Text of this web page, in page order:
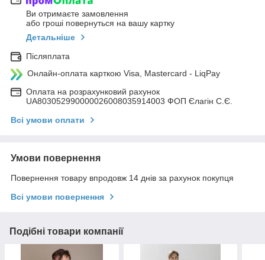
Ви отримаєте замовлення
або гроші повернуться на вашу картку
Детальніше
Післяплата
Онлайн-оплата карткою Visa, Mastercard - LiqPay
Оплата на розрахунковий рахунок
UA803052990000026008035914003 ФОП Єлагін С.Є.
Всі умови оплати
Умови повернення
Повернення товару впродовж 14 днів за рахунок покупця
Всі умови повернення
Подібні товари компанії